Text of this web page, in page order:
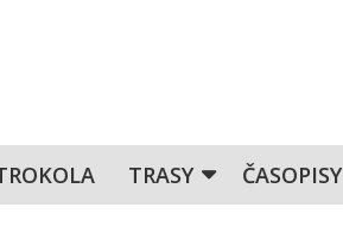
TRASY ČASOPISY